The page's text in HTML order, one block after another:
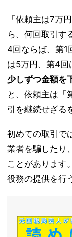
「依頼主は7万
ら、何回取引す
4回ならば、第1
は5万円、第4回
少しずつ金額を
と、依頼主は「
引を継続せざる
初めての取引で
業者を騙したり
ことがあります
役務の提供を行